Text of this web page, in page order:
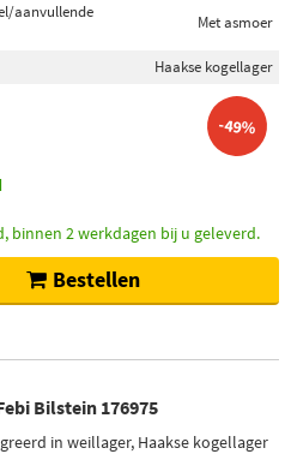
aanvullende
Met asmoer
Haakse kogellager
-49%
binnen 2 werkdagen bij u geleverd.
Bestellen
Bilstein 176975
in weillager, Haakse kogellager